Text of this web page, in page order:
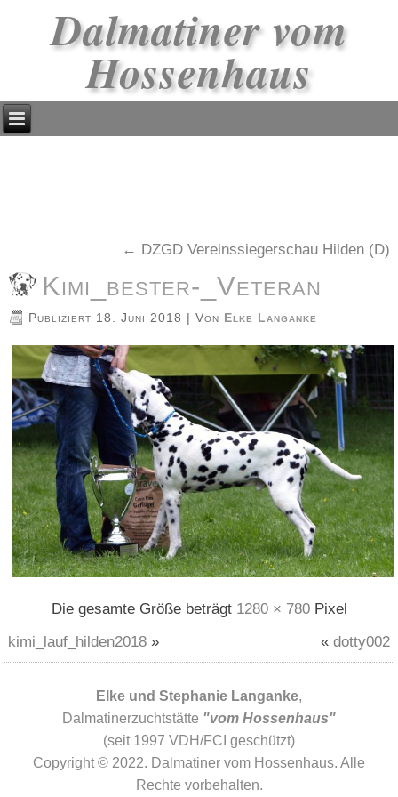
Dalmatiner vom
Hossenhaus
← DZGD Vereinssiegerschau Hilden (D)
Kimi_bester-_Veteran
Publiziert 18. Juni 2018 |Von Elke Langanke
Die gesamte Größe beträgt 1280 × 780Pixel
kimi_lauf_hilden2018 » « dotty002
Elke und Stephanie Langanke,
Dalmatinerzuchtstätte "vom Hossenhaus"
(seit 1997 VDH/FCI geschützt)
Copyright © 2022. Dalmatiner vom Hossenhaus. Alle
Rechte vorbehalten.